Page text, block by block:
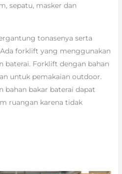
sepatu, masker dan
tonasenya serta
forklift yang menggunakan
baterai. Forklift dengan bahan
untuk pemakaian outdoor.
bahan bakar baterai dapat
ruangan karena tidak